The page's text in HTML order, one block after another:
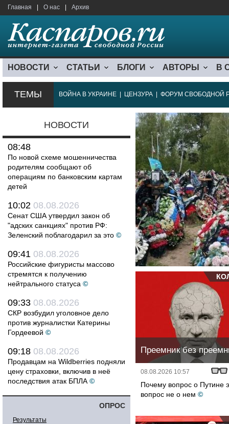
Главная О нас Архив
НОВОСТИ СТАТЬИ БЛОГИ АВТОРЫ В
ТЕМЫ ВОЙНА В УКРАИНЕ ЦЕНЗУРА ФОРУМ СВОБОДНОЙ
НОВОСТИ
08:48
По новой схеме мошенничества
родителям сообщают об
операциям по банковским картам
детей
10:02 08.08.2026
Сенат США утвердил закон об
"адских санкциях" против РФ:
Зеленский поблагодарил за это ©
09:41 08.08.2026
Российские фигуристы массово
стремятся к получению
нейтрального статуса ©
09:33 08.08.2026
СКР возбудил уголовное дело
против журналистки Катерины
Гордеевой ©
09:18 08.08.2026
Продавцам на Wildberries подняли
цену страховки, включив в неё
последствия атак БПЛА ©
ОПРОС
Результаты
Преемник без
08.08.2026 10:57
Почему вопрос о Путине
вопрос не о нем ©